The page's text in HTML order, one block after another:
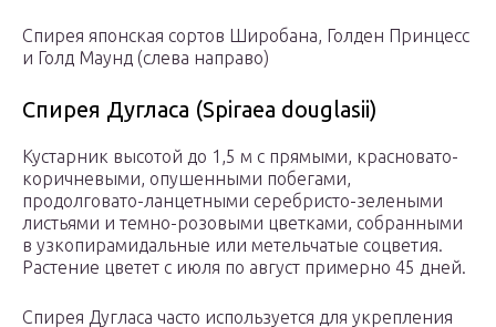
Спирея японская сортов Широбана, Голден Принцесс
и Голд Маунд (слева направо)
Спирея Дугласа (Spiraea douglasii)
Кустарник высотой до 1,5 м с прямыми, красновато-
коричневыми, опушенными побегами,
продолговато-ланцетными серебристо-зелеными
листьями и темно-розовыми цветками, собранными
в узкопирамидальные или метельчатые соцветия.
Растение цветет с июля по август примерно 45 дней.
Спирея Дугласа часто используется для укрепления